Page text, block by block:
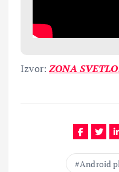
Izvor:ZONA
Android